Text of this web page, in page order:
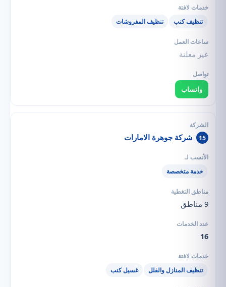
تنظيف كنب تنظيف المفروشات
غير معلنة
واتساب
15 شركة جوهرة الامارات
خدمة متخصصة
9 مناطق
16
تنظيف المنازل والفلل غسيل كنب